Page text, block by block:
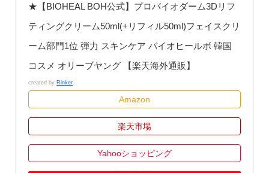
★【BIOHEAL BOH公式】プロバイオダーム3Dリフ
ティングクリーム50ml(+リフィル50ml)フェイスクリ
ーム部門1位 弾力 スキンケア バイオヒールボ 韓国
コスメ オリーブヤング 【楽天海外通販】
created by Rinker
Amazon
楽天市場
Yahooショッピング